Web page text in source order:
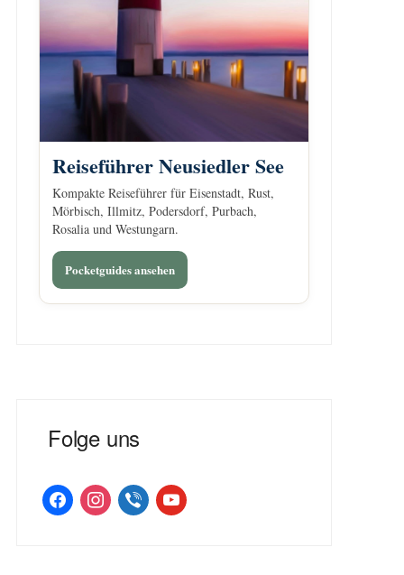
Reiseführer Neusiedler See
Kompakte Reiseführer für Eisenstadt, Rust,
Mörbisch, Illmitz, Podersdorf, Purbach,
Rosalia und Westungarn.
Pocketguides ansehen
Folge uns
facebookinstagramviber youtube